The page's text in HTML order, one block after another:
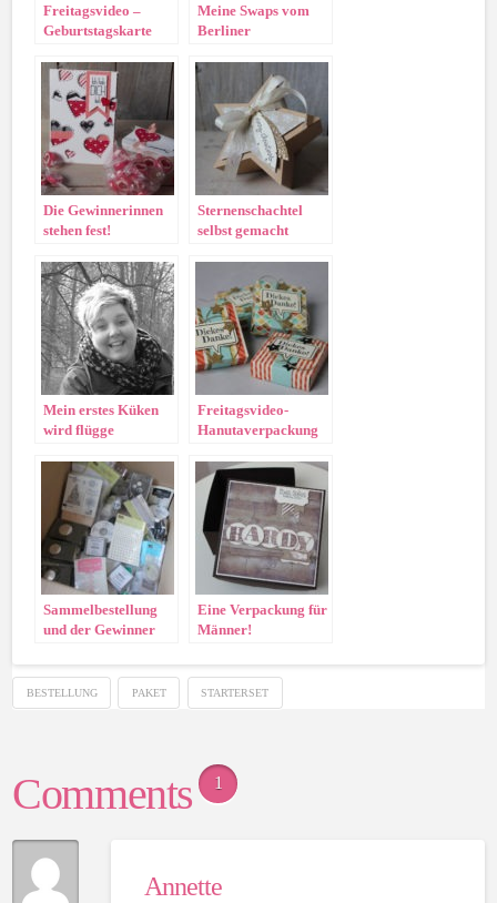
Freitagsvideo –
Geburtstagskarte
Rock’n Roll Technik
Meine Swaps vom
Berliner
Die Gewinnerinnen
stehen fest!
Sternenschachtel
selbst gemacht
Mein erstes Küken
wird flügge
Freitagsvideo-
Hanutaverpackung
Sammelbestellung
und der Gewinner
Eine Verpackung für
Männer!
BESTELLUNG PAKET STARTERSET
Comments 1
Annette